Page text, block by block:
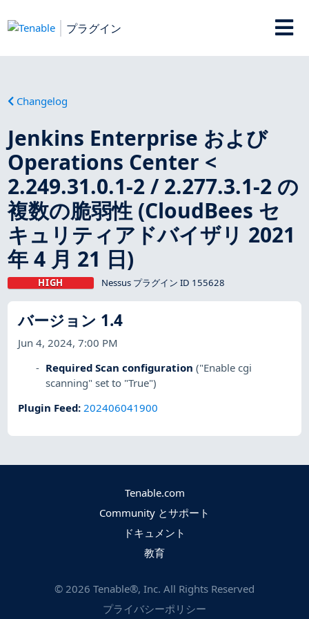
プラグイン
Changelog
Jenkins Enterprise および
Operations Center <
2.249.31.0.1-2 / 2.277.3.1-2 の
複数の脆弱性 (CloudBees セ
キュリティアドバイザリ 2021
年 4 月 21 日)
HIGH Nessus プラグイン ID 155628
バージョン 1.4
Jun 4, 2024, 7:00 PM
Required Scan configuration ("Enable cgi
scanning" set to "True")
Plugin Feed:202406041900
Tenable.com
Community とサポート
ドキュメント
教育
© 2026 Tenable®, Inc. All Rights Reserved
プライバシーポリシー